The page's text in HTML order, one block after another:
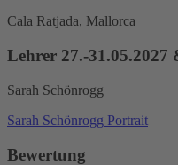
Cala Ratjada, Mallorca
Lehrer 27.-31.05.2027
Sarah Schönrogg
Sarah Schönrogg Portrait
Bewertung